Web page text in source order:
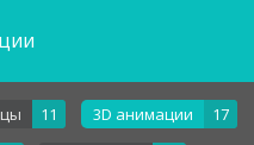
11 3D анимации
17